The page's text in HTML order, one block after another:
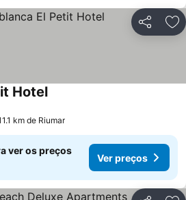
Partilhar
Hotel
km de Riumar
ver os preços
Ver preços